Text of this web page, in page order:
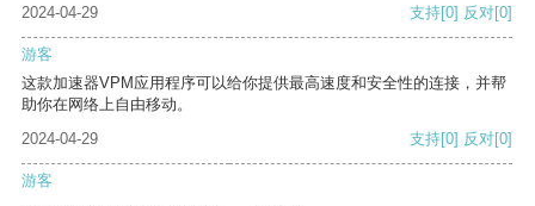
2024-04-29 支持[0] 反对[0]
游客
这款加速器VPM应用程序可以给你提供最高速度和安全性的连接，并帮
助你在网络上自由移动。
2024-04-29
支持[0] 反对[0]
游客